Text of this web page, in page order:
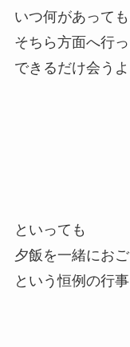
いつ何があって
そちら方面へ行
できるだけ会う
といっても
夕飯を一緒にお
という恒例の行